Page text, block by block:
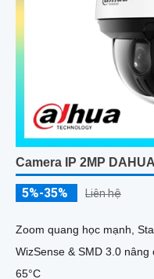
Camera IP 2MP
5%-35% Liên hệ
Zoom quang học mạnh,
WizSense & SMD 3.0
65°C